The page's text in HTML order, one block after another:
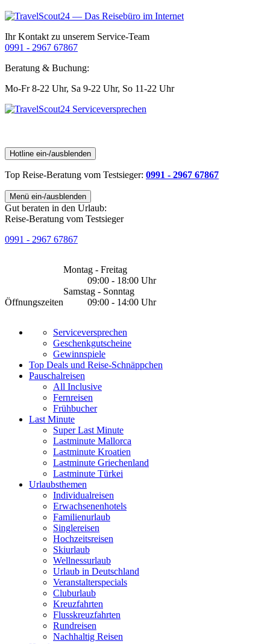
Ihr Kontakt zu unserem Service-Team
0991 - 2967 67867
Beratung & Buchung:
Mo-Fr 8-22 Uhr, Sa 9-22 Uhr, So 11-22 Uhr
Hotline ein-/ausblenden
Top Reise-Beratung vom Testsieger: 0991 - 2967 67867
Menü ein-/ausblenden
Gut beraten in den Urlaub:
Reise-Beratung vom Testsieger
0991 - 2967 67867
Öffnungszeiten
Montag - Freitag
09:00 - 18:00 Uhr
Samstag - Sonntag
09:00 - 14:00 Uhr
Serviceversprechen
Geschenkgutscheine
Gewinnspiele
Top Deals und Reise-Schnäppchen
Pauschalreisen
All Inclusive
Fernreisen
Frühbucher
Last Minute
Super Last Minute
Lastminute Mallorca
Lastminute Kroatien
Lastminute Griechenland
Lastminute Türkei
Urlaubsthemen
Individualreisen
Erwachsenenhotels
Familienurlaub
Singlereisen
Hochzeitsreisen
Skiurlaub
Wellnessurlaub
Urlaub in Deutschland
Veranstalterspecials
Cluburlaub
Kreuzfahrten
Flusskreuzfahrten
Rundreisen
Nachhaltig Reisen